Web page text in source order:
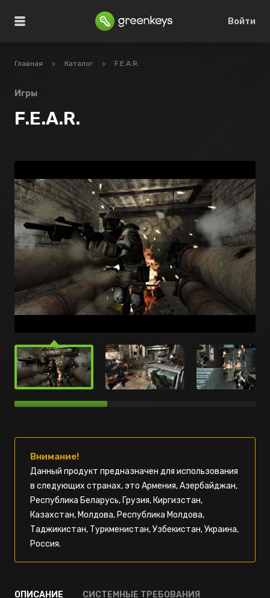
Войти
Главная > Каталог > F.E.A.R.
Игры
F.E.A.R.
Внимание!
Данный продукт предназначен для использования
в следующих странах, это Армения, Азербайджан,
Республика Беларусь, Грузия, Киргизстан,
Казахстан, Молдова, Республика Молдова,
Таджикистан, Туркменистан, Узбекистан, Украина,
Россия.
ОПИСАНИЕ СИСТЕМНЫЕ ТРЕБОВАНИЯ